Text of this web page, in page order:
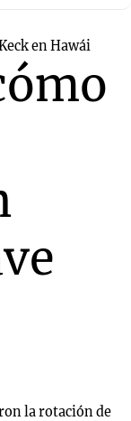
en Hawái
la rotación de